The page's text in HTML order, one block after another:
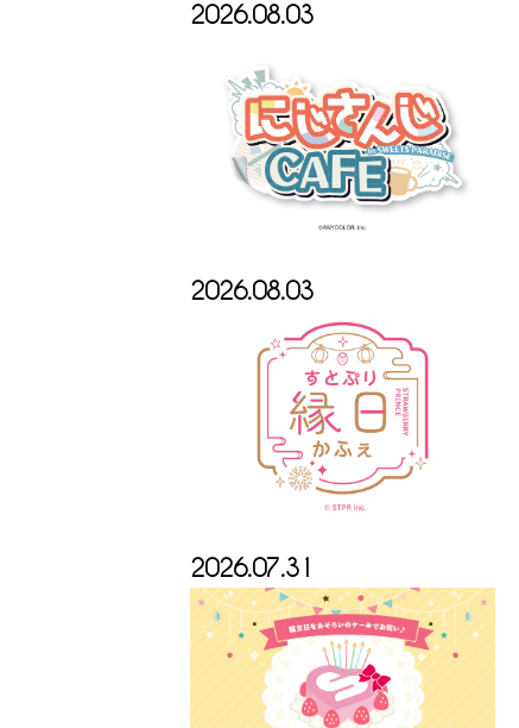
2026.08.03
2026.08.03
2026.07.31